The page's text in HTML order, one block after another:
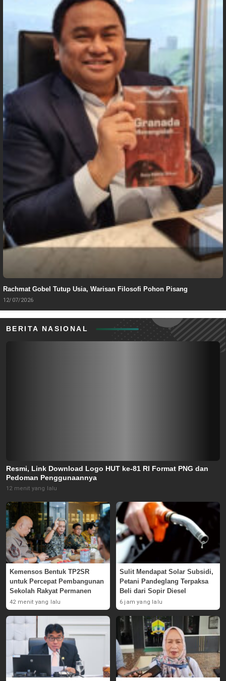
Rachmat Gobel Tutup Usia, Warisan Filosofi Pohon Pisang
12/07/2026
BERITA NASIONAL
Resmi, Link Download Logo HUT ke-81 RI Format PNG dan
Pedoman Penggunaannya
12 menit yang lalu
Kemensos Bentuk TP2SR
untuk Percepat Pembangunan
Sekolah Rakyat Permanen
42 menit yang lalu
Sulit Mendapat Solar Subsidi,
Petani Pandeglang Terpaksa
Beli dari Sopir Diesel
6 jam yang lalu